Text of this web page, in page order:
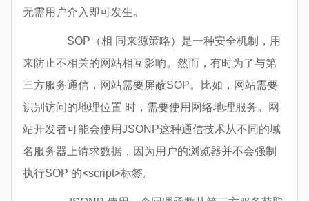
无需用户介入即可发生。
SOP（相 同来源策略）是一种安全机制，用
来防止不相关的网站相互影响。然而，有时为了与第
三方服务通信，网站需要屏蔽SOP。比如，网站需要
识别访问的地理位置 时，需要使用网络地理服务。网
站开发者可能会使用JSONP这种通信技术从不同的域
名服务器上请求数据，因为用户的浏览器并不会强制
执行SOP 的<script>标签。